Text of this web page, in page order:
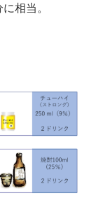
相当。